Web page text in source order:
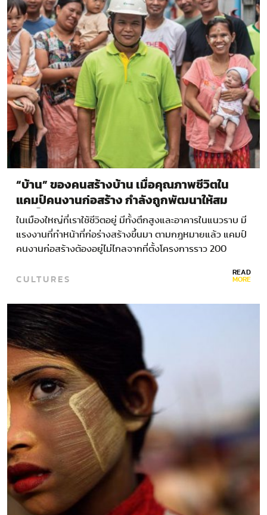
“บ้าน” ของคนสร้างบ้าน เมื่อคุณภาพชีวิตใน
แคมป์คนงานก่อสร้าง กำลังถูกพัฒนาให้สม
ศักดิ์ศรีความเป็นมนุษย์
ในเมืองใหญ่ที่เราใช้ชีวิตอยู่ มีทั้งตึกสูงและอาคารในแนวราบ มี
แรงงานที่ทำหน้าที่ก่อร่างสร้างขึ้นมา ตามกฎหมายแล้ว แคมป์
คนงานก่อสร้างต้องอยู่ไม่ไกลจากที่ตั้งโครงการราว 200
CULTURES READ
MORE